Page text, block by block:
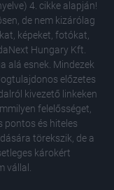
pár
4. cikke alapján!
de nem kizárólag
képeket, fotókat,
Hungary Kft.
alá esnek. Mindezek
előzetes
kivezető linkeken
felelősséget,
pontos és hiteles
törekszik, de a
károkért
vállal.